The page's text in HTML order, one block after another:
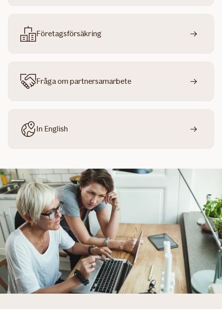
Företagsförsäkring
Fråga om partnersamarbete
In English